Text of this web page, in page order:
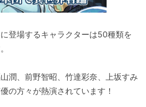
に登場するキャラクターは50種類を
潤、前野智昭、竹達彩奈、上坂すみ
の方々が熱演されています！